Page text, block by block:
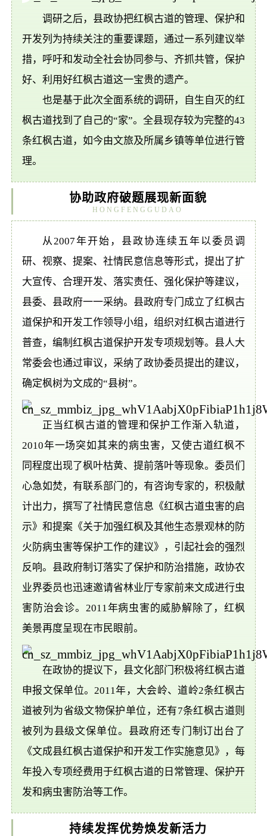
调研之后，县政协把红枫古道的管理、保护和
开发列为持续关注的重要课题，通过一系列建议举
措，呼吁和发动全社会协同参与、齐抓共管，保护
好、利用好红枫古道这一宝贵的遗产。
也是基于此次全面系统的调研，自生自灭的红
枫古道找到了自己的“家”。全县现存较为完整的43
条红枫古道，如今由文旅及所属乡镇等单位进行管
理。
协助政府破题展现新面貌
HONGFENGGUDAO
从2007年开始，县政协连续五年以委员调
研、视察、提案、社情民意信息等形式，提出了扩
大宣传、合理开发、落实责任、强化保护等建议，
县委、县政府一一采纳。县政府专门成立了红枫古
道保护和开发工作领导小组，组织对红枫古道进行
普查，编制红枫古道保护开发专项规划等。县人大
常委会也通过审议，采纳了政协委员提出的建议，
确定枫树为文成的“县树”。
正当红枫古道的管理和保护工作渐入轨道，
2010年一场突如其来的病虫害，又使古道红枫不
同程度出现了枫叶枯黄、提前落叶等现象。委员们
心急如焚，有联系部门的，有咨询专家的，积极献
计出力，撰写了社情民意信息《红枫古道虫害的启
示》和提案《关于加强红枫及其他生态景观林的防
火防病虫害等保护工作的建议》，引起社会的强烈
反响。县政府制订落实了保护和防治措施，政协农
业界委员也迅速邀请省林业厅专家前来文成进行虫
害防治会诊。2011年病虫害的威胁解除了，红枫
美景再度呈现在市民眼前。
在政协的提议下，县文化部门积极将红枫古道
申报文保单位。2011年，大会岭、道岭2条红枫古
道被列为省级文物保护单位，还有7条红枫古道则
被列为县级文保单位。县政府还专门制订出台了
《文成县红枫古道保护和开发工作实施意见》，每
年投入专项经费用于红枫古道的日常管理、保护开
发和病虫害防治等工作。
持续发挥优势焕发新活力